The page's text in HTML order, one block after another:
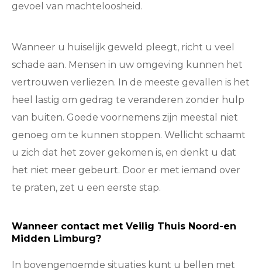
gevoel van machteloosheid.
Wanneer u huiselijk geweld pleegt, richt u veel
schade aan. Mensen in uw omgeving kunnen het
vertrouwen verliezen. In de meeste gevallen is het
heel lastig om gedrag te veranderen zonder hulp
van buiten. Goede voornemens zijn meestal niet
genoeg om te kunnen stoppen. Wellicht schaamt
u zich dat het zover gekomen is, en denkt u dat
het niet meer gebeurt. Door er met iemand over
te praten, zet u een eerste stap.
Wanneer contact met Veilig Thuis Noord-en
Midden Limburg?
In bovengenoemde situaties kunt u bellen met